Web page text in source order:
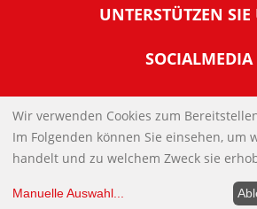
Tipps zur Nutzung der
Banner und E-Mail-
Links
Kontakt
Impressum
UNTERSTÜTZEN SIE
Werden Sie
Spenden Sie
SOCIALMEDIA
IMPRESSUM
Wir verwenden Cookies zum
Im Folgenden können Sie einsehen, um
handelt und zu welchem Zweck sie
Manuelle Auswahl...